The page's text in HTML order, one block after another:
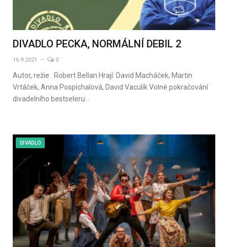
DIVADLO PECKA, NORMÁLNÍ DEBIL 2
16.9.2021 0
Autor, režie: Robert Bellan Hrají: David Macháček, Martin
Vrtáček, Anna Pospíchalová, David Vaculík Volné pokračování
divadelního bestseleru…
DIVADLO